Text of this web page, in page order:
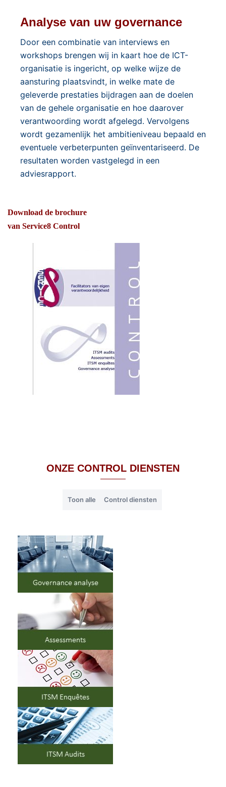
Analyse van uw governance
Door een combinatie van interviews en
workshops brengen wij in kaart hoe de ICT-
organisatie is ingericht, op welke wijze de
aansturing plaatsvindt, in welke mate de
geleverde prestaties bijdragen aan de doelen
van de gehele organisatie en hoe daarover
verantwoording wordt afgelegd. Vervolgens
wordt gezamenlijk het ambitieniveau bepaald en
eventuele verbeterpunten geïnventariseerd. De
resultaten worden vastgelegd in een
adviesrapport.
Download de brochure
van Service8 Control
ONZE CONTROL DIENSTEN
Toon alle Control diensten